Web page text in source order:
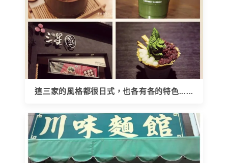
這三家的風格都很日式，也各有各的特色......